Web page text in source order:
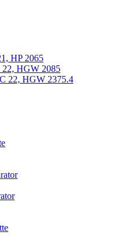
HP 2065
22, HGW 2085
22, HGW 2375.4